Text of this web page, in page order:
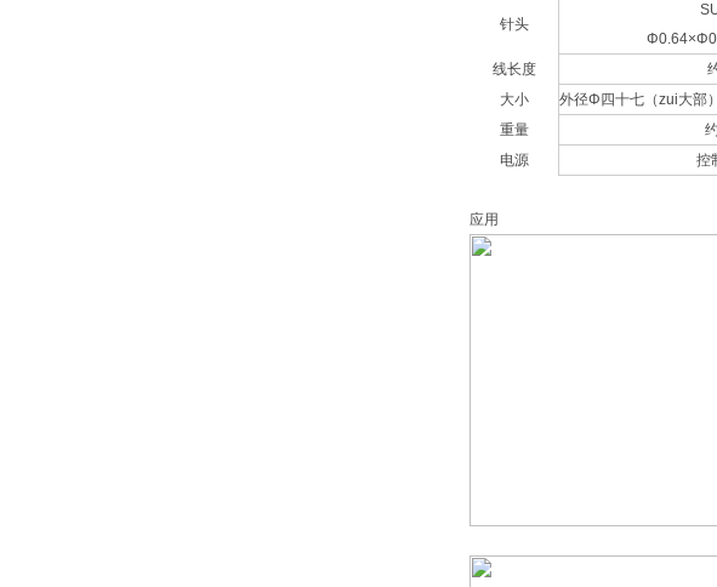
针头
线长度
大小
外径Φ四十七（zui大部
重量
电源
控
应用